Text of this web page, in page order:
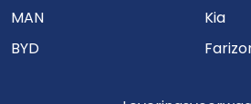
MAN
Kia
BYD